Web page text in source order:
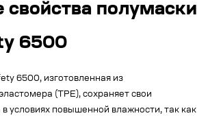
полумаски
6500
6500, изготовленная из
(TPE), сохраняет свои
условиях повышенной влажности, так как